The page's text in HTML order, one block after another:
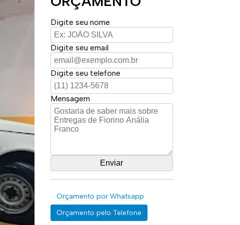
Digite seu nome
Digite seu email
Digite seu telefone
Mensagem
Orçamento por Whatsapp
Orçamento pelo Telefone